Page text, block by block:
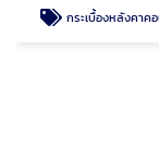
ดูรายละเอียด